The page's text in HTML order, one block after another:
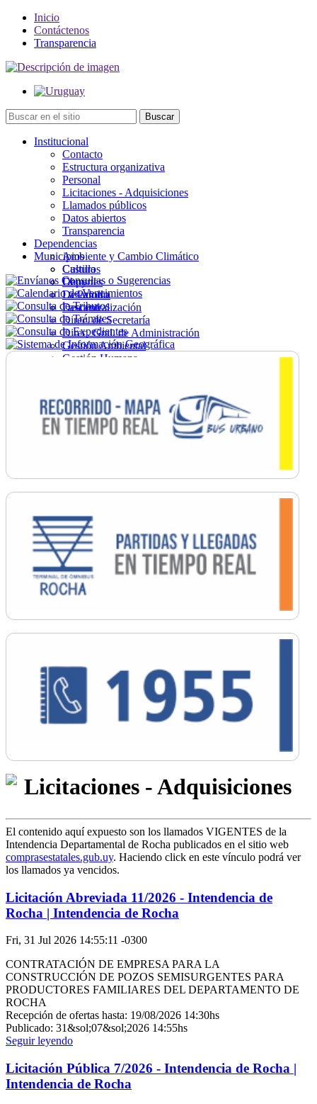
Inicio
Contáctenos
Transparencia
Institucional
Contacto
Estructura organizativa
Personal
Licitaciones - Adquisiciones
Llamados públicos
Datos abiertos
Transparencia
Dependencias
Ambiente y Cambio Climático
Cultura
Deportes
Desarrollo
Descentralización
Direc. de Secretaría
Direc. Gral. de Administración
Gestión Ambiental
Gestión Humana
Ordenamiento
Promoción Social
Salud
Secretaría General
Municipios
Castillos
Chuy
La Paloma
Lascano
Licitaciones - Adquisiciones
El contenido aquí expuesto son los llamados VIGENTES de la
Intendencia Departamental de Rocha publicados en el sitio web
comprasestatales.gub.uy. Haciendo click en este vínculo podrá ver
los llamados ya vencidos.
Licitación Abreviada 11/2026 - Intendencia de
Rocha | Intendencia de Rocha
Fri, 31 Jul 2026 14:55:11 -0300
CONTRATACIÓN DE EMPRESA PARA LA
CONSTRUCCIÓN DE POZOS SEMISURGENTES PARA
PRODUCTORES FAMILIARES DEL DEPARTAMENTO DE
ROCHA
Recepción de ofertas hasta: 19/08/2026 14:30hs
Publicado: 31&sol;07&sol;2026 14:55hs
Seguir leyendo
Licitación Pública 7/2026 - Intendencia de Rocha |
Intendencia de Rocha